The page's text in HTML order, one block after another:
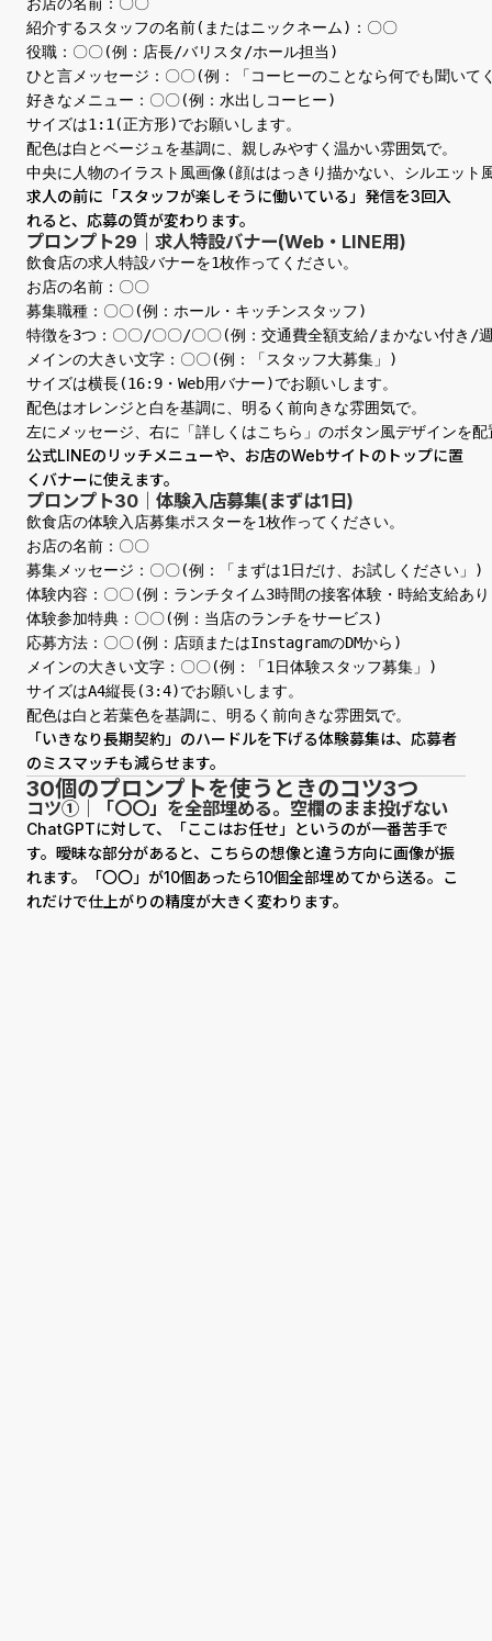
紹介するスタッフの名前(またはニックネーム)：〇〇
役職：〇〇(例：店長/バリスタ/ホール担当)
ひと言メッセージ：〇〇(例：「コーヒーのことなら何でも聞いて
好きなメニュー：〇〇(例：水出しコーヒー)
サイズは1:1(正方形)でお願いします。
配色は白とベージュを基調に、親しみやすく温かい雰囲気で。
中央に人物のイラスト風画像(顔ははっきり描かない、シルエッ
求人の前に「スタッフが楽しそうに働いている」発信を3回入
れると、応募の質が変わります。
プロンプト29｜求人特設バナー(Web・LINE用)
飲食店の求人特設バナーを1枚作ってください。
お店の名前：〇〇
募集職種：〇〇(例：ホール・キッチンスタッフ)
特徴を3つ：〇〇/〇〇/〇〇(例：交通費全額支給/まかない付き/
メインの大きい文字：〇〇(例：「スタッフ大募集」)
サイズは横長(16:9・Web用バナー)でお願いします。
配色はオレンジと白を基調に、明るく前向きな雰囲気で。
左にメッセージ、右に「詳しくはこちら」のボタン風デザインを
公式LINEのリッチメニューや、お店のWebサイトのトップに置
くバナーに使えます。
プロンプト30｜体験入店募集(まずは1日)
飲食店の体験入店募集ポスターを1枚作ってください。
お店の名前：〇〇
募集メッセージ：〇〇(例：「まずは1日だけ、お試しください」)
体験内容：〇〇(例：ランチタイム3時間の接客体験・時給支給あ
体験参加特典：〇〇(例：当店のランチをサービス)
応募方法：〇〇(例：店頭またはInstagramのDMから)
メインの大きい文字：〇〇(例：「1日体験スタッフ募集」)
サイズはA4縦長(3:4)でお願いします。
配色は白と若葉色を基調に、明るく前向きな雰囲気で。
「いきなり長期契約」のハードルを下げる体験募集は、応募者
のミスマッチも減らせます。
30個のプロンプトを使うときのコツ3つ
コツ①｜「〇〇」を全部埋める。空欄のまま投げない
ChatGPTに対して、「ここはお任せ」というのが一番苦手で
す。曖昧な部分があると、こちらの想像と違う方向に画像が振
れます。「〇〇」が10個あったら10個全部埋めてから送る。こ
れだけで仕上がりの精度が大きく変わります。